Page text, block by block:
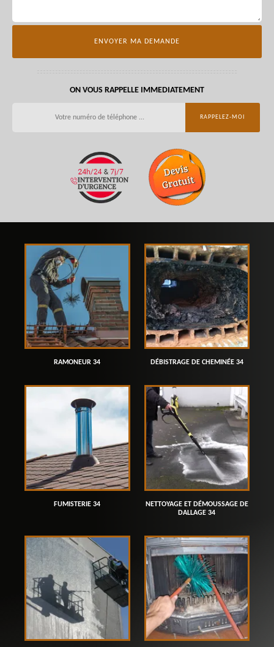
ON VOUS RAPPELLE IMMEDIATEMENT
RAMONEUR 34 DÉBISTRAGE DE CHEMINÉE 34
FUMISTERIE 34
NETTOYAGE ET DÉMOUSSAGE DE
DALLAGE 34